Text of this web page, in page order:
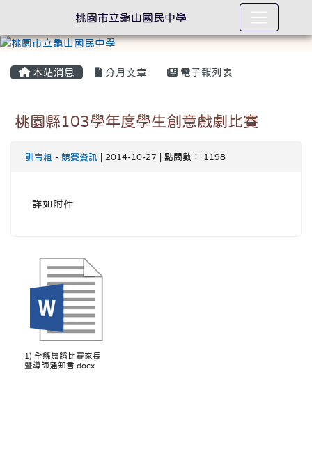
本站消息 分月文章 電子報列表
桃園縣103學年度學生創意戲劇比賽
訓育組 - 競賽資訊 | 2014-10-27 | 點閱數： 1198
詳如附件
1) 全縣舞蹈比賽家長
暨導師通知書.docx
桃園市立龜山國民中學